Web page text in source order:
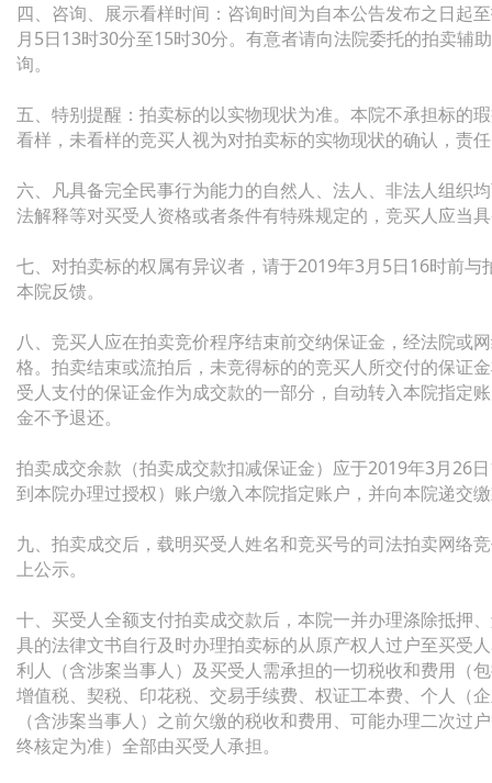
四、咨询、展示看样时间：咨询时间为自本公告发布之日起
月5日13时30分至15时30分。有意者请向法院委托的拍卖辅
询。
五、特别提醒：拍卖标的以实物现状为准。本院不承担标的
看样，未看样的竞买人视为对拍卖标的实物现状的确认，责
六、凡具备完全民事行为能力的自然人、法人、非法人组织
法解释等对买受人资格或者条件有特殊规定的，竞买人应当
七、对拍卖标的权属有异议者，请于2019年3月5日16时前
本院反馈。
八、竞买人应在拍卖竞价程序结束前交纳保证金，经法院或
格。拍卖结束或流拍后，未竞得标的的竞买人所交付的保证
受人支付的保证金作为成交款的一部分，自动转入本院指定
金不予退还。
拍卖成交余款（拍卖成交款扣减保证金）应于2019年3月26
到本院办理过授权）账户缴入本院指定账户，并向本院递交
九、拍卖成交后，载明买受人姓名和竞买号的司法拍卖网络
上公示。
十、买受人全额支付拍卖成交款后，本院一并办理涤除抵押
具的法律文书自行及时办理拍卖标的从原产权人过户至买受
利人（含涉案当事人）及买受人需承担的一切税收和费用（
增值税、契税、印花税、交易手续费、权证工本费、个人（
（含涉案当事人）之前欠缴的税收和费用、可能办理二次过
终核定为准）全部由买受人承担。